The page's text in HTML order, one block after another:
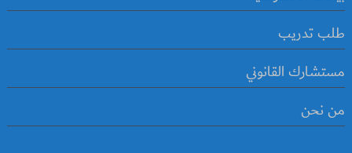
طلب تدريب
مستشارك القانوني
من نحن